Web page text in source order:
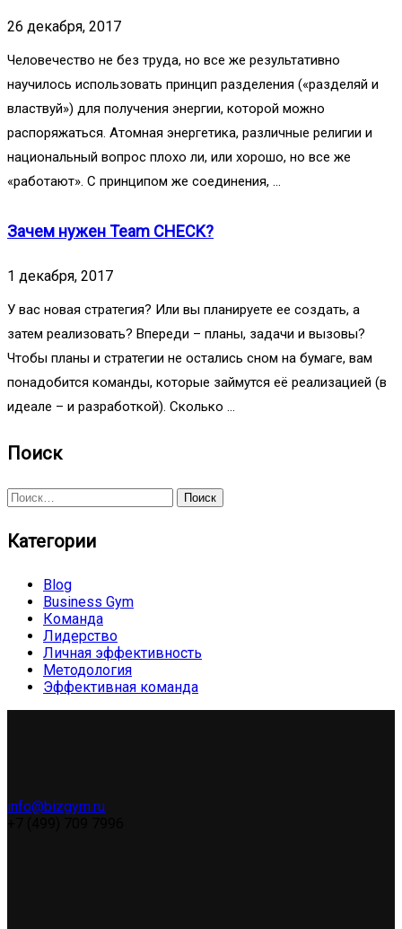
26 декабря, 2017
Человечество не без труда, но все же результативно
научилось использовать принцип разделения («разделяй и
властвуй») для получения энергии, которой можно
распоряжаться. Атомная энергетика, различные религии и
национальный вопрос плохо ли, или хорошо, но все же
«работают». С принципом же соединения, …
Зачем нужен Team CHECK?
1 декабря, 2017
У вас новая стратегия? Или вы планируете ее создать, а
затем реализовать? Впереди – планы, задачи и вызовы?
Чтобы планы и стратегии не остались сном на бумаге, вам
понадобится команды, которые займутся её реализацией (в
идеале – и разработкой). Сколько …
Поиск
Найти:
Категории
Blog
Business Gym
Команда
Лидерство
Личная эффективность
Методология
Эффективная команда
info@bizgym.ru